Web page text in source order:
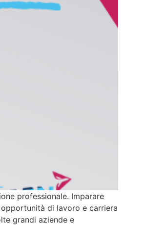
professionale. Imparare
di lavoro e carriera
grandi aziende e